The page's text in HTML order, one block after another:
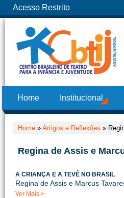
Acesso Restrito
Home Institucional
Home » Artigos e Reflexões »
Regina de Assis e
A CRIANÇA E A TEVÊ NO BRASIL
Regina de Assis e Marcus
Ver Mais >